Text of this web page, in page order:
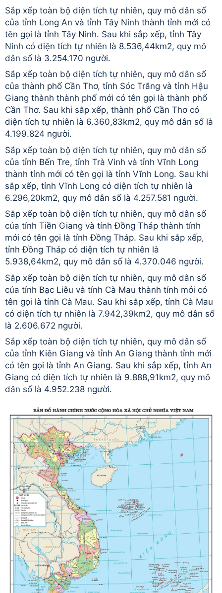
Sắp xếp toàn bộ diện tích tự nhiên, quy mô dân số
của tỉnh Long An và tỉnh Tây Ninh thành tỉnh mới có
tên gọi là tỉnh Tây Ninh. Sau khi sắp xếp, tỉnh Tây
Ninh có diện tích tự nhiên là 8.536,44km2, quy mô
dân số là 3.254.170 người.
Sắp xếp toàn bộ diện tích tự nhiên, quy mô dân số
của thành phố Cần Thơ, tỉnh Sóc Trăng và tỉnh Hậu
Giang thành thành phố mới có tên gọi là thành phố
Cần Thơ. Sau khi sắp xếp, thành phố Cần Thơ có
diện tích tự nhiên là 6.360,83km2, quy mô dân số là
4.199.824 người.
Sắp xếp toàn bộ diện tích tự nhiên, quy mô dân số
của tỉnh Bến Tre, tỉnh Trà Vinh và tỉnh Vĩnh Long
thành tỉnh mới có tên gọi là tỉnh Vĩnh Long. Sau khi
sắp xếp, tỉnh Vĩnh Long có diện tích tự nhiên là
6.296,20km2, quy mô dân số là 4.257.581 người.
Sắp xếp toàn bộ diện tích tự nhiên, quy mô dân số
của tỉnh Tiền Giang và tỉnh Đồng Tháp thành tỉnh
mới có tên gọi là tỉnh Đồng Tháp. Sau khi sắp xếp,
tỉnh Đồng Tháp có diện tích tự nhiên là
5.938,64km2, quy mô dân số là 4.370.046 người.
Sắp xếp toàn bộ diện tích tự nhiên, quy mô dân số
của tỉnh Bạc Liêu và tỉnh Cà Mau thành tỉnh mới có
tên gọi là tỉnh Cà Mau. Sau khi sắp xếp, tỉnh Cà Mau
có diện tích tự nhiên là 7.942,39km2, quy mô dân số
là 2.606.672 người.
Sắp xếp toàn bộ diện tích tự nhiên, quy mô dân số
của tỉnh Kiên Giang và tỉnh An Giang thành tỉnh mới
có tên gọi là tỉnh An Giang. Sau khi sắp xếp, tỉnh An
Giang có diện tích tự nhiên là 9.888,91km2, quy mô
dân số là 4.952.238 người.